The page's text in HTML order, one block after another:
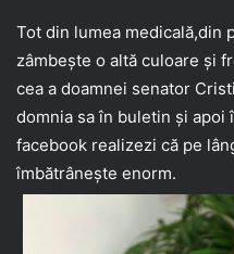
Tot din lumea medicală,din
zâmbește o altă culoare și
cea a doamnei senator
domnia sa în buletin și apoi
facebook realizezi că pe
îmbătrânește enorm.